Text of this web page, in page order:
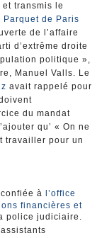
et transmis le
Parquet de Paris
de l’affaire
d’extrême droite
politique »,
Manuel Valls. Le
avait rappelé pour
du mandat
qu’ « On ne
travailler pour un
à
l’office
financières et
police judiciaire.